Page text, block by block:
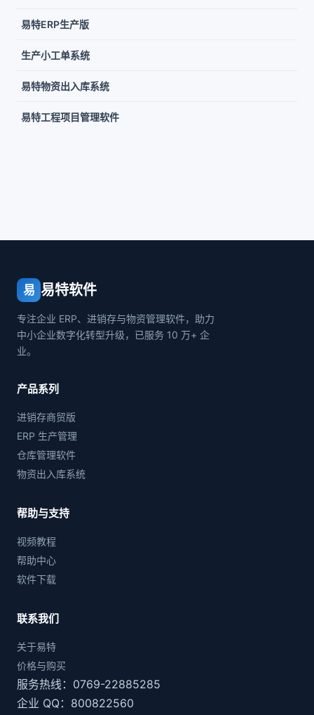
易特ERP生产版
生产小工单系统
易特物资出入库系统
易特工程项目管理软件
易 易特软件
专注企业 ERP、进销存与物资管理软件，助力
中小企业数字化转型升级，已服务 10 万+ 企
业。
产品系列
进销存商贸版
ERP 生产管理
仓库管理软件
物资出入库系统
帮助与支持
视频教程
帮助中心
软件下载
联系我们
关于易特
价格与购买
服务热线：0769-22885285
企业 QQ：800822560